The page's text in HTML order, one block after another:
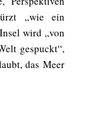
„wie ein
wird „von
gespuckt“,
das Meer